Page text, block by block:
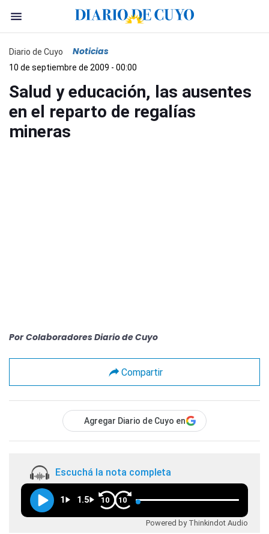
Diario de Cuyo Noticias
10 de septiembre de 2009 - 00:00
Salud y educación, las ausentes
en el reparto de regalías
mineras
Por Colaboradores Diario de Cuyo
Compartir
Agregar Diario de Cuyo en
Escuchá la nota completa
1 1.5 10 10
Powered by Thinkindot Audio